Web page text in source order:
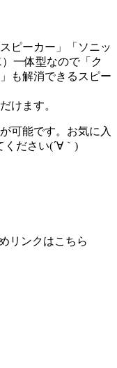
ピーカー」「ソニッ
一体型なので「ク
も解消できるスピー
けます。
可能です。お気に入
ください(´∀｀)
リンクはこちら